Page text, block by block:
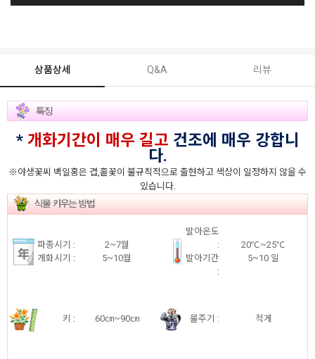
상품상세 Q&A 리뷰
*개화기간이 매우 길고 건조에 매우 강합니
다.
※야생꽃씨 백일홍은 겹,홑꽃이 불규칙적으로 출현하고 색상이 일정하지 않을 수
있습니다.
파종시기 :
개화시기 :
2~7월
5~10월
발아온도
:
발아기간
:
20℃~25℃
5~10 일
키 : 60㎝~90㎝ 물주기 : 적게